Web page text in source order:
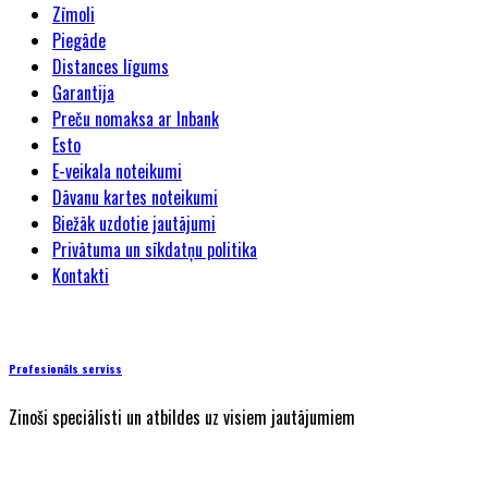
Zīmoli
Piegāde
Distances līgums
Garantija
Preču nomaksa ar Inbank
Esto
E-veikala noteikumi
Dāvanu kartes noteikumi
Biežāk uzdotie jautājumi
Privātuma un sīkdatņu politika
Kontakti
Profesionāls serviss
Zinoši speciālisti un atbildes uz visiem jautājumiem